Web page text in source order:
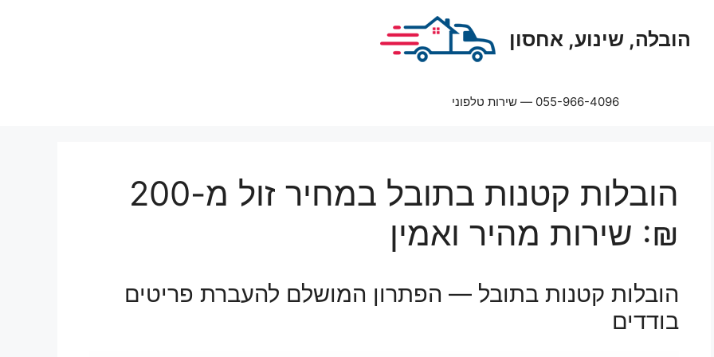
הובלה, שינוע, אחסון
055-966-4096 — שירות טלפוני
הובלות קטנות בתובל במחיר זול מ-200
₪: שירות מהיר ואמין
הובלות קטנות בתובל — הפתרון המושלם להעברת פריטים
בודדים